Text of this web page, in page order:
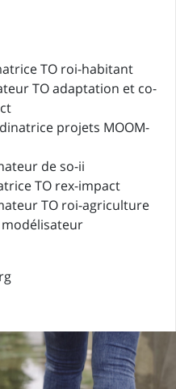
TO roi-habitant
TO adaptation et co-
projets MOOM-
de so-ii
TO rex-impact
TO roi-agriculture